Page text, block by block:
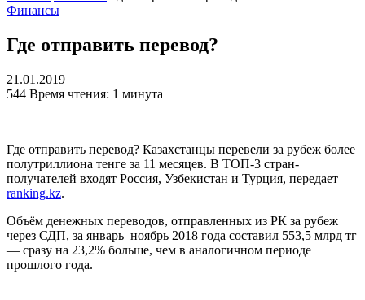
Финансы
Где отправить перевод?
21.01.2019
544 Время чтения: 1 минута
Где отправить перевод? Казахстанцы перевели за рубеж более
полутриллиона тенге за 11 месяцев. В ТОП-3 стран-
получателей входят Россия, Узбекистан и Турция, передает
ranking.kz.
Объём денежных переводов, отправленных из РК за рубеж
через СДП, за январь–ноябрь 2018 года составил 553,5 млрд тг
— сразу на 23,2% больше, чем в аналогичном периоде
прошлого года.